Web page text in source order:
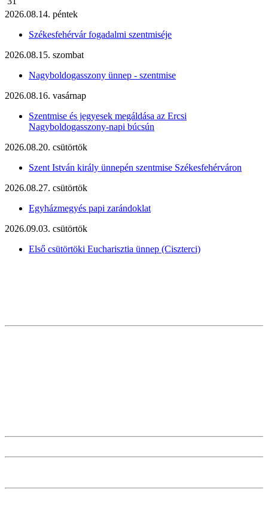
2026.08.14. péntek
Székesfehérvár fogadalmi szentmiséje
2026.08.15. szombat
Nagyboldogasszony ünnep - szentmise
2026.08.16. vasárnap
Szentmise és jegyesek megáldása az Ercsi
Nagyboldogasszony-napi búcsún
2026.08.20. csütörtök
Szent István király ünnepén szentmise Székesfehérváron
2026.08.27. csütörtök
Egyházmegyés papi zarándoklat
2026.09.03. csütörtök
Első csütörtöki Eucharisztia ünnep (Ciszterci)